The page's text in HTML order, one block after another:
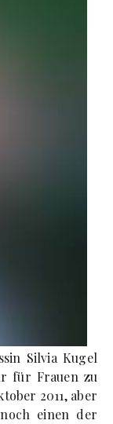
Silvia Kugel
für Frauen zu
2011, aber
einen der